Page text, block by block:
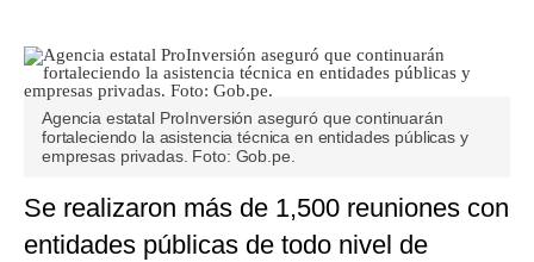
Agencia estatal ProInversión aseguró que continuarán
fortaleciendo la asistencia técnica en entidades públicas y
empresas privadas. Foto: Gob.pe.
Se realizaron más de 1,500 reuniones con
entidades públicas de todo nivel de